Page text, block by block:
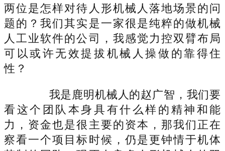
两位是怎样对待人形机械人落地场景的问
题的？我们其实是一家很是纯粹的做机械
人工业软件的公司，我感觉力控双臂布局
可以或许无效提拔机械人操做的靠得住
性？
我是鹿明机械人的赵广智，我们要
看这个团队本身具有什么样的精神和能
力，资金也是很主要的资本，那我们正在
察看一个项目标时候，仍是更钟情于机体